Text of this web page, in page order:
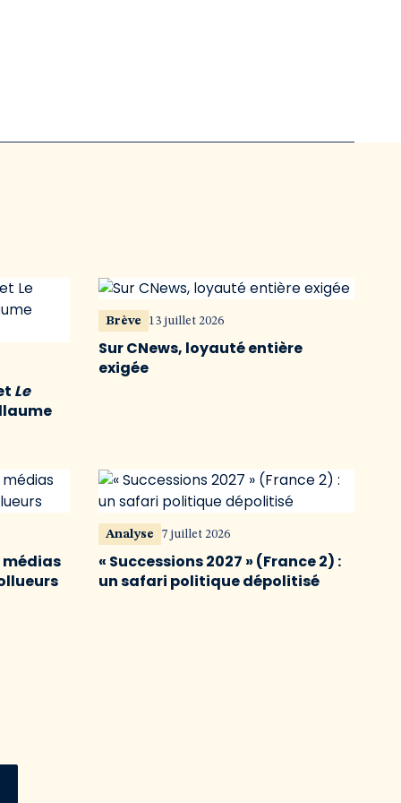
Le
Brève 13 juillet 2026
Sur CNews, loyauté entière
exigée
médias
Analyse 7 juillet 2026
« Successions 2027 » (France 2) :
un safari politique dépolitisé